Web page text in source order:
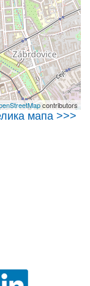
contributors
мапа >>>